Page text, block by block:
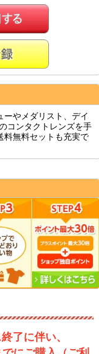
ーやメダリスト、デイ
コンタクトレンズを手
料無料セットも充実で
了に伴い、